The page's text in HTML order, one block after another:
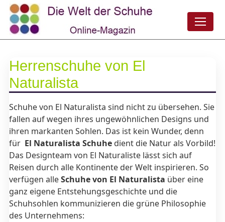
Herrenschuhe von El
Naturalista
Schuhe von El Naturalista sind nicht zu übersehen. Sie
fallen auf wegen ihres ungewöhnlichen Designs und
ihren markanten Sohlen. Das ist kein Wunder, denn
für El Naturalista Schuhe dient die Natur als Vorbild!
Das Designteam von El Naturaliste lässt sich auf
Reisen durch alle Kontinente der Welt inspirieren. So
verfügen alleSchuhe von El Naturalista über eine
ganz eigene Entstehungsgeschichte und die
Schuhsohlen kommunizieren die grüne Philosophie
des Unternehmens: